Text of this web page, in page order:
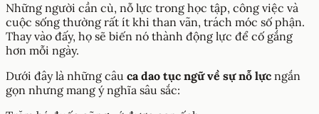
Những người cần cù, nỗ lực trong học tập, công việc và
cuộc sống thường rất ít khi than vãn, trách móc số phận.
Thay vào đấy, họ sẽ biến nó thành động lực để cố gắng
hơn mỗi ngày.
Dưới đây là những câu ca dao tục ngữ về sự nỗ lực ngắn
gọn nhưng mang ý nghĩa sâu sắc: